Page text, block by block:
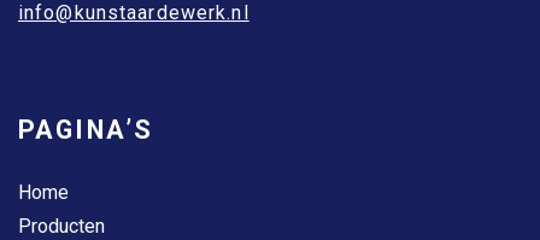
info@kunstaardewerk.nl
PAGINA’S
Home
Producten